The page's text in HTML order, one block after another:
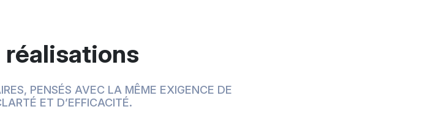
réalisations
PENSÉS AVEC LA MÊME EXIGENCE DE
ET D’EFFICACITÉ.